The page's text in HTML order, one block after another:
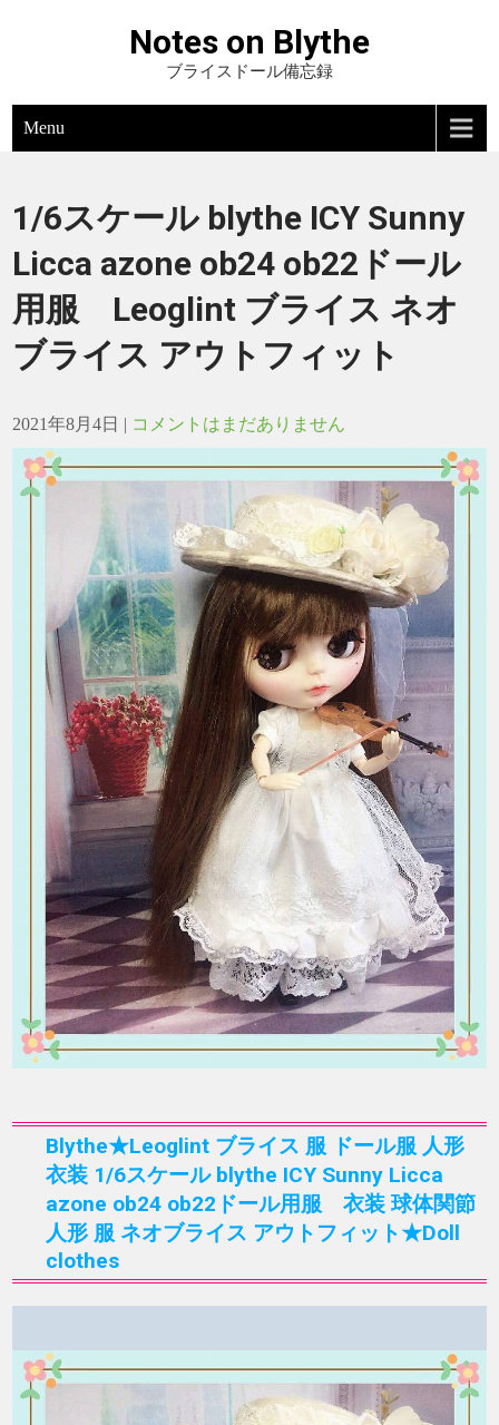
Notes on Blythe
ブライスドール備忘録
Menu
1/6スケール blythe ICY Sunny
Licca azone ob24 ob22ドール
用服 Leoglint ブライス ネオ
ブライス アウトフィット
2021年8月4日 | コメントはまだありません
Blythe★Leoglint ブライス 服 ドール服 人形
衣装 1/6スケール blythe ICY Sunny Licca
azone ob24 ob22ドール用服 衣装 球体関節
人形 服 ネオブライス アウトフィット★Doll
clothes